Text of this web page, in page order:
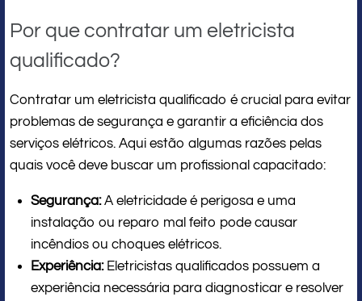
Por que contratar um eletricista
qualificado?
Contratar um eletricista qualificado é crucial para evitar
problemas de segurança e garantir a eficiência dos
serviços elétricos. Aqui estão algumas razões pelas
quais você deve buscar um profissional capacitado:
Segurança:A eletricidade é perigosa e uma
instalação ou reparo mal feito pode causar
incêndios ou choques elétricos.
Experiência:Eletricistas qualificados possuem a
experiência necessária para diagnosticar e resolver